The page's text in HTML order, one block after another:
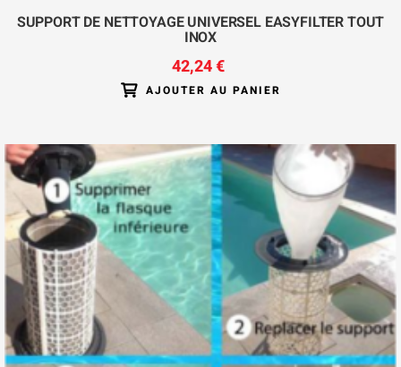
SUPPORT DE NETTOYAGE UNIVERSEL EASYFILTER TOUT
INOX
42,24 €
AJOUTER AU PANIER